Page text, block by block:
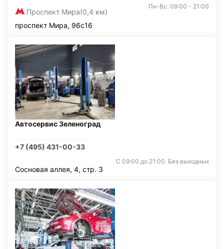
Проспект Мира(0,4 км)
Пн-Вс: 09:00 - 21:00
проспект Мира, 96с16
Автосервис Зеленоград
+7 (495) 431-00-33
С 09:00 до 21:00. Без выходных
Сосновая аллея, 4, стр. 3